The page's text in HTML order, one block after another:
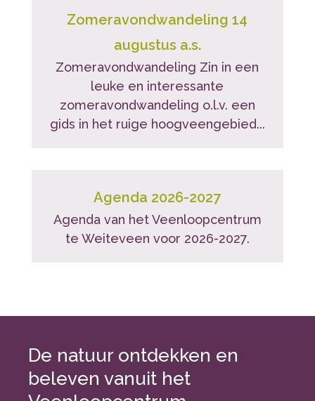
Zomeravondwandeling 14
augustus a.s.
Zomeravondwandeling Zin in een
leuke en interessante
zomeravondwandeling o.l.v. een
gids in het ruige hoogveengebied...
Agenda 2026-2027
Agenda van het Veenloopcentrum
te Weiteveen voor 2026-2027.
De natuur ontdekken en
beleven vanuit het